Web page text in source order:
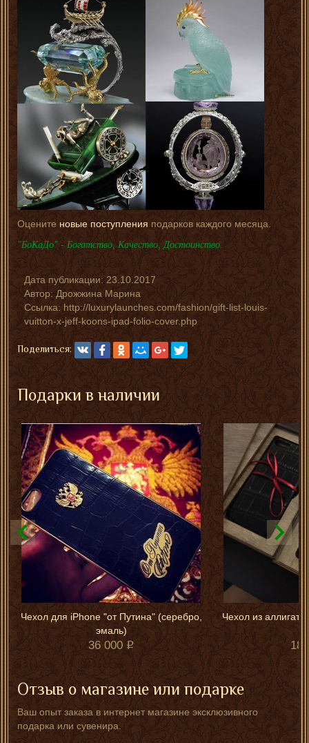
Оцените новые поступления подарков каждого месяца.
"БоКаДо" - Богатство, Качество, Достоинство.
Дата публикации:23.10.2017
Автор:Дрожжина Марина
Ссылка: http://luxurylaunches.com/fashion/gift-list-louis-
vuitton-x-jeff-koons-ipad-folio-cover.php
Поделиться:
Подарки в наличии
Чехол для iPhone "от Путина" (серебро,
эмаль)
36 000
Чехол из
18
Отзыв о магазине или подарке
Ваш опыт заказа в интернет магазине эксклюзивного
подарка или сувенира.